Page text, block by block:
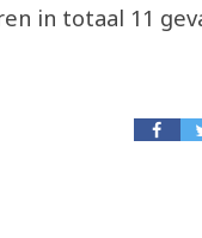
in totaal 11